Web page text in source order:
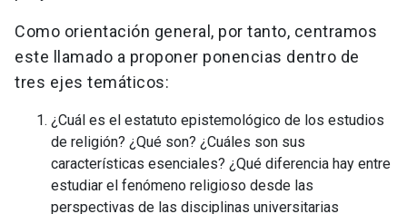
Como orientación general, por tanto, centramos
este llamado a proponer ponencias dentro de
tres ejes temáticos:
¿Cuál es el estatuto epistemológico de los estudios
de religión? ¿Qué son? ¿Cuáles son sus
características esenciales? ¿Qué diferencia hay entre
estudiar el fenómeno religioso desde las
perspectivas de las disciplinas universitarias